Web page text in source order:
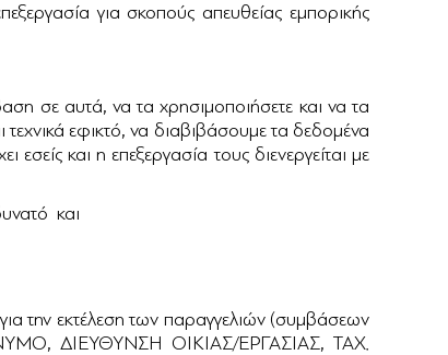
για σκοπούς απευθείας εμπορικής
σε αυτά, να τα χρησιμοποιήσετε και να τα
τεχνικά εφικτό, να διαβιβάσουμε τα δεδομένα
και η επεξεργασία τους διενεργείται με
και
την εκτέλεση των παραγγελιών (συμβάσεων
ΔΙΕΥΘΥΝΣΗ ΟΙΚΙΑΣ/ΕΡΓΑΣΙΑΣ, ΤΑΧ.